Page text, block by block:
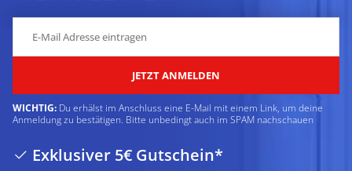
JETZT ANMELDEN
WICHTIG: Du erhälst im Anschluss eine E-Mail mit einem Link, um deine
Anmeldung zu bestätigen. Bitte unbedingt auch im SPAM nachschauen
Exklusiver 5€ Gutschein*